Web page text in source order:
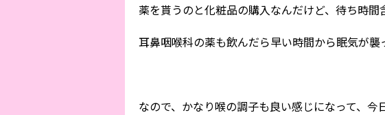
薬を貰うのと化粧品の購入なんだけど、待ち時間
耳鼻咽喉科の薬も飲んだら早い時間から眠気が
なので、かなり喉の調子も良い感じになって、今